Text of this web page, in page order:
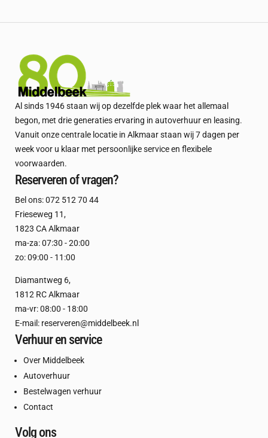
Al sinds 1946 staan wij op dezelfde plek waar het allemaal
begon, met drie generaties ervaring in autoverhuur en leasing.
Vanuit onze centrale locatie in Alkmaar staan wij 7 dagen per
week voor u klaar met persoonlijke service en flexibele
voorwaarden.
Reserveren of vragen?
Bel ons:072 512 70 44
Frieseweg 11,
1823 CA Alkmaar
ma-za: 07:30 - 20:00
zo: 09:00 - 11:00
Diamantweg 6,
1812 RC Alkmaar
ma-vr: 08:00 - 18:00
E-mail: reserveren@middelbeek.nl
Verhuur en service
Over Middelbeek
Autoverhuur
Bestelwagen verhuur
Contact
Volg ons